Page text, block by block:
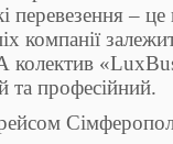
перевезення – це
компанії
колектив
та професійний.